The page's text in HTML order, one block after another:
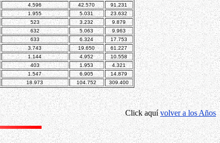
4.596 42.570
91.231
1.955 5.031
23.632
523 3.232
9.879
632 5.063
9.963
633 6.324
17.753
3.743 19.650
61.227
1.144 4.952
10.558
403 1.953
4.321
1.547 6.905
14.879
18.973 104.752 309.400
Click aquívolver a los Años